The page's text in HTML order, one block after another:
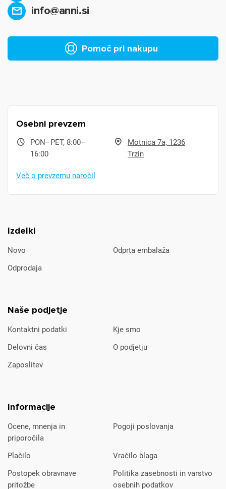
info@anni.si
Pomoč pri nakupu
Izdelki
Novo
Odprta embalaža
Odprodaja
Naše podjetje
Kontaktni podatki
Kje smo
Delovni čas
O podjetju
Zaposlitev
Informacije
Ocene, mnenja in
priporočila
Pogoji poslovanja
Plačilo
Vračilo blaga
Postopek obravnave
pritožbe
Politika zasebnosti in varstvo
osebnih podatkov
Osebni prevzem
PON–PET, 8:00–
16:00
Motnica 7a, 1236
Trzin
Več o prevzemu naročil